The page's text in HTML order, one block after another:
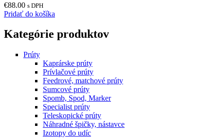
€88.00 s DPH
Pridať do košíka
Kategórie produktov
Prúty
Kaprárske prúty
Prívlačové prúty
Feedrové, matchové prúty
Sumcové prúty
Spomb, Spod, Marker
Specialist prúty
Teleskopické prúty
Náhradné špičky, nástavce
Izotopy do udíc